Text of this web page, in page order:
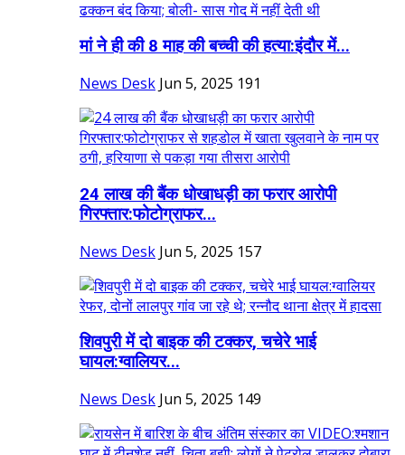
मां ने ही की 8 माह की बच्ची की हत्या:इंदौर में...
News Desk Jun 5, 2025 191
24 लाख की बैंक धोखाधड़ी का फरार आरोपी
गिरफ्तार:फोटोग्राफर...
News Desk Jun 5, 2025 157
शिवपुरी में दो बाइक की टक्कर, चचेरे भाई
घायल:ग्वालियर...
News Desk Jun 5, 2025 149